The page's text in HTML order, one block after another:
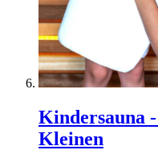
Kindersauna
Kleinen